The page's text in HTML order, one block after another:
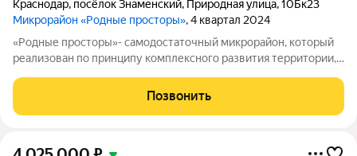
Краснодар, посёлок Знаменский, Природная улица,10Бк23
Микрорайон «Родные просторы», 4 квартал 2024
«Родные просторы»- самодостаточный микрорайон, который
реализован по принципу комплексного развития территории,
территории 41 га 29 домов от 9 до 24 этажей, уютные дворы со
спортивными и игровыми
Позвонить